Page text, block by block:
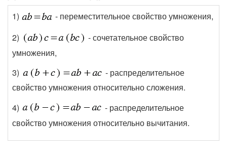
1)
- переместительное свойство умножения,
2)
- сочетательное свойство
умножения,
3)
- распределительное
свойство умножения относительно сложения.
4)
- распределительное
свойство умножения относительно вычитания.